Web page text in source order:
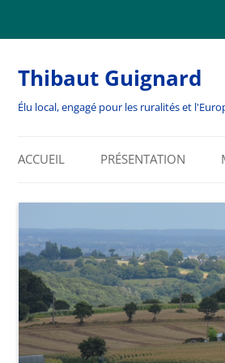
Thibaut Guignard
Élu local, engagé pour les ruralités et
ACCUEIL PRÉSENTATION
BIENVENUE
EDITOS
ENGAGEMENTS
ET RÉSEAUX